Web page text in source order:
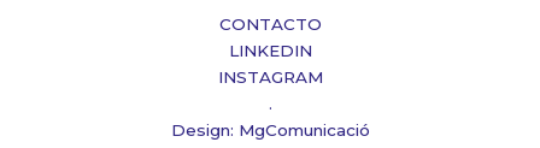
CONTACTO
LINKEDIN
INSTAGRAM
.
Design: MgComunicació